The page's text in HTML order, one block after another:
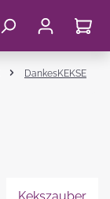
DankesKEKSE